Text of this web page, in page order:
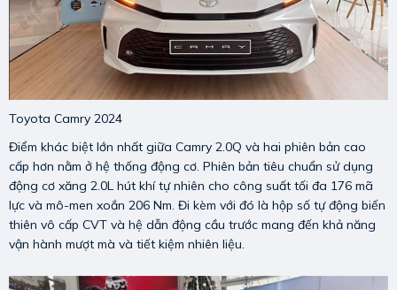
Toyota Camry 2024
Điểm khác biệt lớn nhất giữa Camry 2.0Q và hai phiên bản cao
cấp hơn nằm ở hệ thống động cơ. Phiên bản tiêu chuẩn sử dụng
động cơ xăng 2.0L hút khí tự nhiên cho công suất tối đa 176 mã
lực và mô-men xoắn 206 Nm. Đi kèm với đó là hộp số tự động biến
thiên vô cấp CVT và hệ dẫn động cầu trước mang đến khả năng
vận hành mượt mà và tiết kiệm nhiên liệu.